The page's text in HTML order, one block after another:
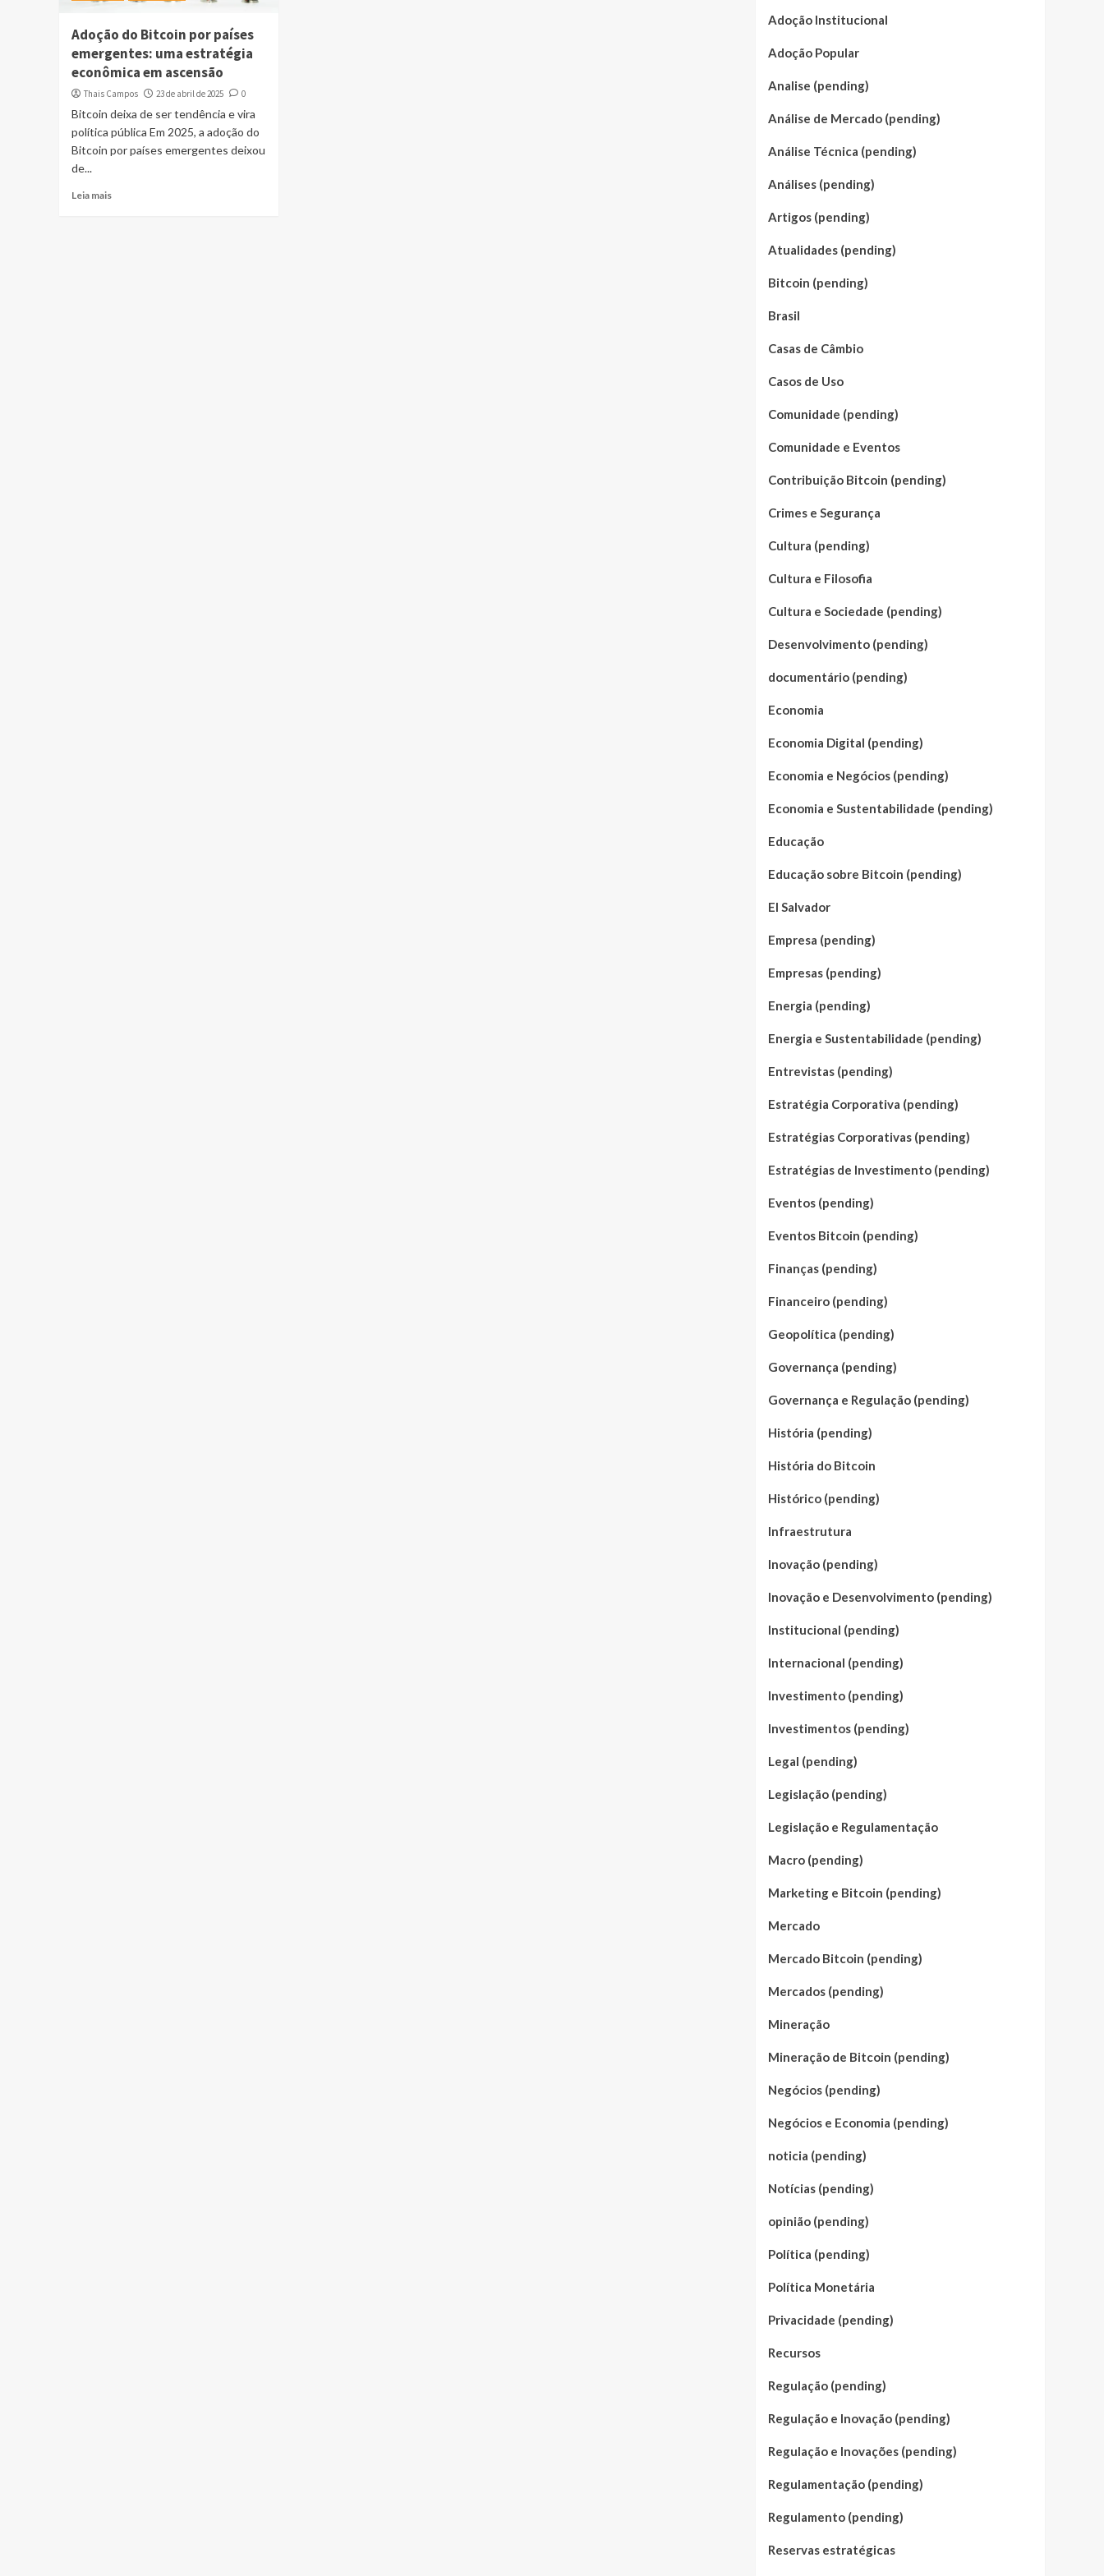
Adoção do Bitcoin por países
emergentes: uma estratégia
econômica em ascensão
Thais Campos 23 de abril de 2025 0
Bitcoin deixa de ser tendência e vira
política pública Em 2025, a adoção do
Bitcoin por países emergentes deixou
de...
Leia mais
Adoção Institucional
Adoção Popular
Analise (pending)
Análise de Mercado (pending)
Análise Técnica (pending)
Análises (pending)
Artigos (pending)
Atualidades (pending)
Bitcoin (pending)
Brasil
Casas de Câmbio
Casos de Uso
Comunidade (pending)
Comunidade e Eventos
Contribuição Bitcoin (pending)
Crimes e Segurança
Cultura (pending)
Cultura e Filosofia
Cultura e Sociedade (pending)
Desenvolvimento (pending)
documentário (pending)
Economia
Economia Digital (pending)
Economia e Negócios (pending)
Economia e Sustentabilidade (pending)
Educação
Educação sobre Bitcoin (pending)
El Salvador
Empresa (pending)
Empresas (pending)
Energia (pending)
Energia e Sustentabilidade (pending)
Entrevistas (pending)
Estratégia Corporativa (pending)
Estratégias Corporativas (pending)
Estratégias de Investimento (pending)
Eventos (pending)
Eventos Bitcoin (pending)
Finanças (pending)
Financeiro (pending)
Geopolítica (pending)
Governança (pending)
Governança e Regulação (pending)
História (pending)
História do Bitcoin
Histórico (pending)
Infraestrutura
Inovação (pending)
Inovação e Desenvolvimento (pending)
Institucional (pending)
Internacional (pending)
Investimento (pending)
Investimentos (pending)
Legal (pending)
Legislação (pending)
Legislação e Regulamentação
Macro (pending)
Marketing e Bitcoin (pending)
Mercado
Mercado Bitcoin (pending)
Mercados (pending)
Mineração
Mineração de Bitcoin (pending)
Negócios (pending)
Negócios e Economia (pending)
noticia (pending)
Notícias (pending)
opinião (pending)
Política (pending)
Política Monetária
Privacidade (pending)
Recursos
Regulação (pending)
Regulação e Inovação (pending)
Regulação e Inovações (pending)
Regulamentação (pending)
Regulamento (pending)
Reservas estratégicas